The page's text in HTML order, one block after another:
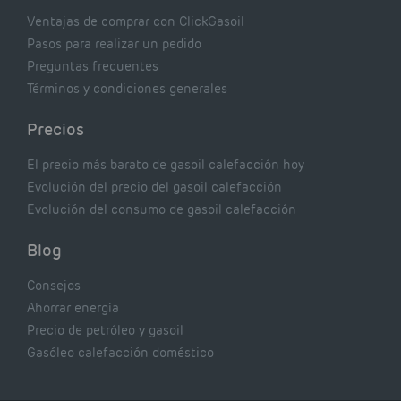
Ventajas de comprar con ClickGasoil
Pasos para realizar un pedido
Preguntas frecuentes
Términos y condiciones generales
Precios
El precio más barato de gasoil calefacción hoy
Evolución del precio del gasoil calefacción
Evolución del consumo de gasoil calefacción
Blog
Consejos
Ahorrar energía
Precio de petróleo y gasoil
Gasóleo calefacción doméstico